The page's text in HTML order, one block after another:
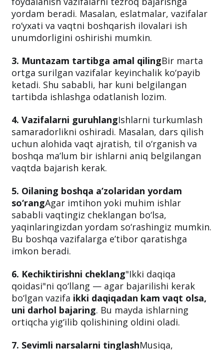
yordam beradi. Masalan, eslatmalar, vazifalar
ro‘yxati va vaqtni boshqarish ilovalari ish
unumdorligini oshirishi mumkin.
3. Muntazam tartibga amal qilingBir marta
ortga surilgan vazifalar keyinchalik ko‘payib
ketadi. Shu sababli, har kuni belgilangan
tartibda ishlashga odatlanish lozim.
4. Vazifalarni guruhlangIshlarni turkumlash
samaradorlikni oshiradi. Masalan, dars qilish
uchun alohida vaqt ajratish, til o‘rganish va
boshqa ma’lum bir ishlarni aniq belgilangan
vaqtda bajarish kerak.
5. Oilaning boshqa a’zolaridan yordam
so‘rangAgar imtihon yoki muhim ishlar
sababli vaqtingiz cheklangan bo‘lsa,
yaqinlaringizdan yordam so‘rashingiz mumkin.
Bu boshqa vazifalarga e’tibor qaratishga
imkon beradi.
6. Kechiktirishni cheklang"Ikki daqiqa
qoidasi"ni qo‘llang — agar bajarilishi kerak
bo‘lgan vazifa ikki daqiqadan kam vaqt olsa,
uni darhol bajaring. Bu mayda ishlarning
ortiqcha yig‘ilib qolishining oldini oladi.
7. Sevimli narsalarni tinglashMusiqa,